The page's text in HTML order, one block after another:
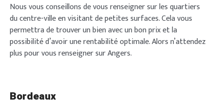
Nous vous conseillons de vous renseigner sur les quartiers
du centre-ville en visitant de petites surfaces. Cela vous
permettra de trouver un bien avec un bon prix et la
possibilité d’avoir une rentabilité optimale. Alors n’attendez
plus pour vous renseigner sur Angers.
Bordeaux